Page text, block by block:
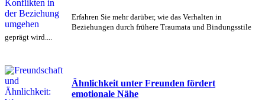
Erfahren Sie mehr darüber, wie das Verhalten in
Beziehungen durch frühere Traumata und Bindungsstile
geprägt wird....
Ähnlichkeit unter Freunden fördert
emotionale Nähe